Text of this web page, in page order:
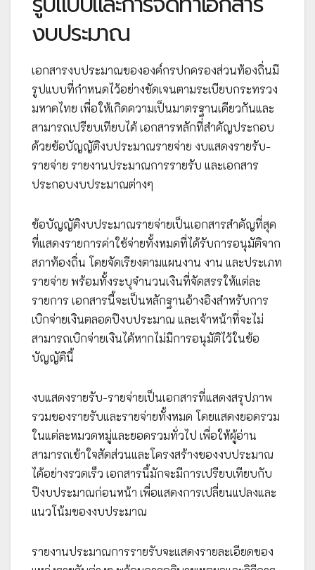
งบประมาณ
เอกสารงบประมาณขององค์กรปกครองส่วนท้องถิ่นมี
รูปแบบที่กำหนดไว้อย่างชัดเจนตามระเบียบกระทรวง
มหาดไทย เพื่อให้เกิดความเป็นมาตรฐานเดียวกันและ
สามารถเปรียบเทียบได้ เอกสารหลักที่สำคัญประกอบ
ด้วยข้อบัญญัติงบประมาณรายจ่าย งบแสดงรายรับ-
รายจ่าย รายงานประมาณการรายรับ และเอกสาร
ประกอบงบประมาณต่างๆ
ข้อบัญญัติงบประมาณรายจ่ายเป็นเอกสารสำคัญที่สุด
ที่แสดงรายการค่าใช้จ่ายทั้งหมดที่ได้รับการอนุมัติจาก
สภาท้องถิ่น โดยจัดเรียงตามแผนงาน งาน และประเภท
รายจ่าย พร้อมทั้งระบุจำนวนเงินที่จัดสรรให้แต่ละ
รายการ เอกสารนี้จะเป็นหลักฐานอ้างอิงสำหรับการ
เบิกจ่ายเงินตลอดปีงบประมาณ และเจ้าหน้าที่จะไม่
สามารถเบิกจ่ายเงินได้หากไม่มีการอนุมัติไว้ในข้อ
บัญญัตินี้
งบแสดงรายรับ-รายจ่ายเป็นเอกสารที่แสดงสรุปภาพ
รวมของรายรับและรายจ่ายทั้งหมด โดยแสดงยอดรวม
ในแต่ละหมวดหมู่และยอดรวมทั่วไป เพื่อให้ผู้อ่าน
สามารถเข้าใจสัดส่วนและโครงสร้างของงบประมาณ
ได้อย่างรวดเร็ว เอกสารนี้มักจะมีการเปรียบเทียบกับ
ปีงบประมาณก่อนหน้า เพื่อแสดงการเปลี่ยนแปลงและ
แนวโน้มของงบประมาณ
รายงานประมาณการรายรับจะแสดงรายละเอียดของ